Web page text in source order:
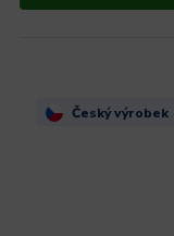
Český výrobek